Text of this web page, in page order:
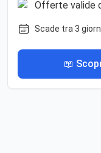
Scade tra 3
📖